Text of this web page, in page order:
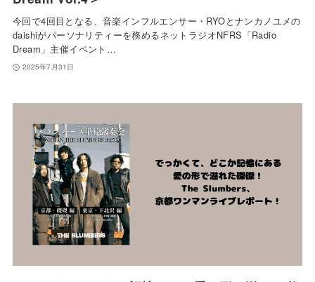
今回で4回目となる、音楽インフルエンサー・RYOとナンカノユメの
daishiがパーソナリティーを務めるネットラジオNFRS「Radio
Dream」主催イベント…
2025年7月31日